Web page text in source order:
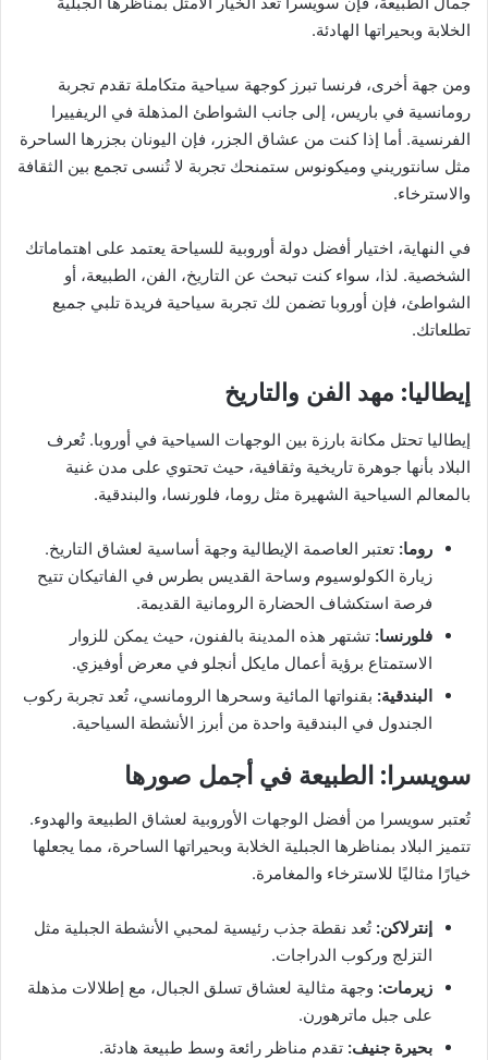
الخلابة وبحيراتها الهادئة.
ومن جهة أخرى، فرنسا تبرز كوجهة سياحية متكاملة تقدم تجربة
رومانسية في باريس، إلى جانب الشواطئ المذهلة في الريفييرا
الفرنسية. أما إذا كنت من عشاق الجزر، فإن اليونان بجزرها الساحرة
مثل سانتوريني وميكونوس ستمنحك تجربة لا تُنسى تجمع بين الثقافة
والاسترخاء.
في النهاية، اختيار أفضل دولة أوروبية للسياحة يعتمد على اهتماماتك
الشخصية. لذا، سواء كنت تبحث عن التاريخ، الفن، الطبيعة، أو
الشواطئ، فإن أوروبا تضمن لك تجربة سياحية فريدة تلبي جميع
تطلعاتك.
إيطاليا: مهد الفن والتاريخ
إيطاليا تحتل مكانة بارزة بين الوجهات السياحية في أوروبا. تُعرف
البلاد بأنها جوهرة تاريخية وثقافية، حيث تحتوي على مدن غنية
بالمعالم السياحية الشهيرة مثل روما، فلورنسا، والبندقية.
روما: تعتبر العاصمة الإيطالية وجهة أساسية لعشاق التاريخ.
زيارة الكولوسيوم وساحة القديس بطرس في الفاتيكان تتيح
فرصة استكشاف الحضارة الرومانية القديمة.
فلورنسا: تشتهر هذه المدينة بالفنون، حيث يمكن للزوار
الاستمتاع برؤية أعمال مايكل أنجلو في معرض أوفيزي.
البندقية: بقنواتها المائية وسحرها الرومانسي، تُعد تجربة ركوب
الجندول في البندقية واحدة من أبرز الأنشطة السياحية.
سويسرا: الطبيعة في أجمل صورها
تُعتبر سويسرا من أفضل الوجهات الأوروبية لعشاق الطبيعة والهدوء.
تتميز البلاد بمناظرها الجبلية الخلابة وبحيراتها الساحرة، مما يجعلها
خيارًا مثاليًا للاسترخاء والمغامرة.
إنترلاكن: تُعد نقطة جذب رئيسية لمحبي الأنشطة الجبلية مثل
التزلج وركوب الدراجات.
زيرمات: وجهة مثالية لعشاق تسلق الجبال، مع إطلالات مذهلة
على جبل ماترهورن.
بحيرة جنيف: تقدم مناظر رائعة وسط طبيعة هادئة.